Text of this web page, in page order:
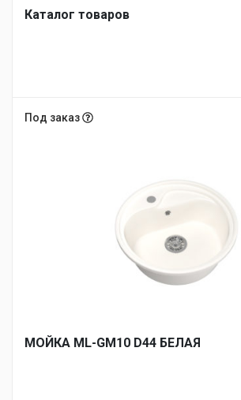
Каталог товаров
Под заказ
МОЙКA ML-GM10 D44 БЕЛАЯ